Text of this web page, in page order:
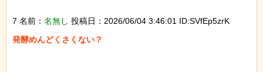
7 名前： 名無し 投稿日：2026/06/04 3:46:01 ID:SVfEp5zrK
発酵めんどくさくない？